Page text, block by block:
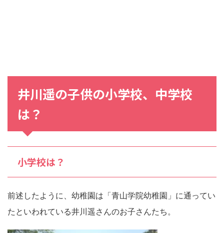
井川遥の子供の小学校、 中学校
は？
小学校は？
前述したように、幼稚園は「青山学院幼稚園」に通ってい
たといわれている井川遥さんのお子さんたち。